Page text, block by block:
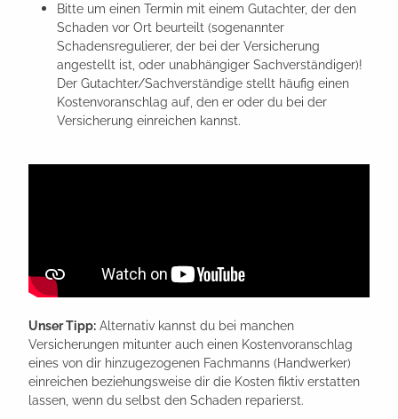
Bitte um einen Termin mit einem Gutachter, der den
Schaden vor Ort beurteilt (sogenannter
Schadensregulierer, der bei der Versicherung
angestellt ist, oder unabhängiger Sachverständiger)!
Der Gutachter/Sachverständige stellt häufig einen
Kostenvoranschlag auf, den er oder du bei der
Versicherung einreichen kannst.
Unser Tipp: Alternativ kannst du bei manchen
Versicherungen mitunter auch einen Kostenvoranschlag
eines von dir hinzugezogenen Fachmanns (Handwerker)
einreichen beziehungsweise dir die Kosten fiktiv erstatten
lassen, wenn du selbst den Schaden reparierst.